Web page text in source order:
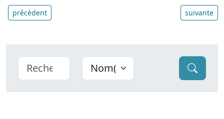
précédent suivante